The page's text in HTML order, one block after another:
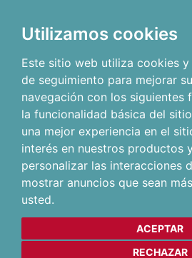
Utilizamos cookies
Este sitio web utiliza cookies
de seguimiento para mejorar
navegación con los siguientes
la funcionalidad básica del
una mejor experiencia en el
interés en nuestros productos
personalizar las interacciones
mostrar anuncios que sean
usted.
ACEPTAR
RECHAZAR